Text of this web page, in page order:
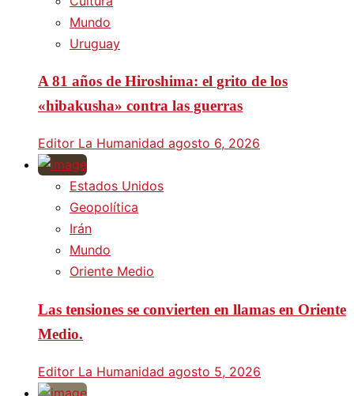
Mundo
Uruguay
A 81 años de Hiroshima: el grito de los
«hibakusha» contra las guerras
Editor La Humanidad agosto 6, 2026
Estados Unidos
Geopolítica
Irán
Mundo
Oriente Medio
Las tensiones se convierten en llamas en Oriente
Medio.
Editor La Humanidad agosto 5, 2026